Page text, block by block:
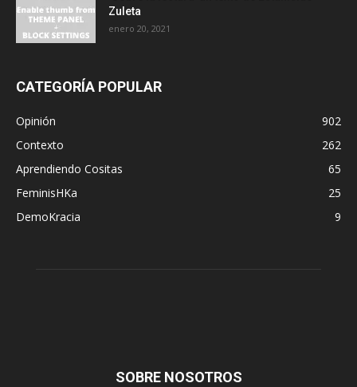
Zuleta
enero 20, 2021
CATEGORÍA POPULAR
Opinión
902
Contexto
262
Aprendiendo Cositas
65
FeminisHKa
25
DemoKracia
9
SOBRE NOSOTROS